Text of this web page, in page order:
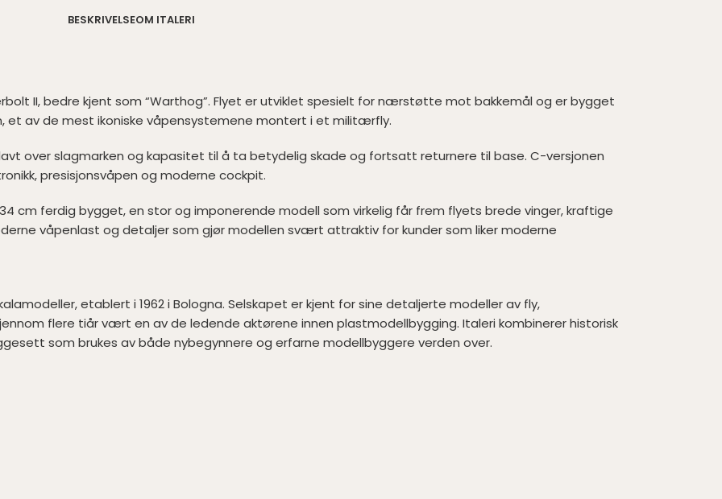
BESKRIVELSEOM ITALERI
II, bedre kjent som “Warthog”. Flyet er utviklet spesielt for nærstøtte mot bakkemål og er bygget
et av de mest ikoniske våpensystemene montert i et militærfly.
over slagmarken og kapasitet til å ta betydelig skade og fortsatt returnere til base. C-versjonen
presisjonsvåpen og moderne cockpit.
34 cm ferdig bygget, en stor og imponerende modell som virkelig får frem flyets brede vinger, kraftige
våpenlast og detaljer som gjør modellen svært attraktiv for kunder som liker moderne
etablert i 1962 i Bologna. Selskapet er kjent for sine detaljerte modeller av fly,
flere tiår vært en av de ledende aktørene innen plastmodellbygging. Italeri kombinerer historisk
som brukes av både nybegynnere og erfarne modellbyggere verden over.